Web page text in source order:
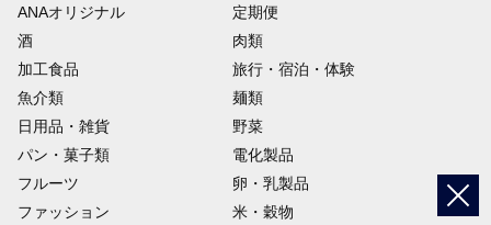
ANAオリジナル
定期便
酒
肉類
加工食品
旅行・宿泊・体験
魚介類
麺類
日用品・雑貨
野菜
パン・菓子類
電化製品
フルーツ
卵・乳製品
ファッション
米・穀物